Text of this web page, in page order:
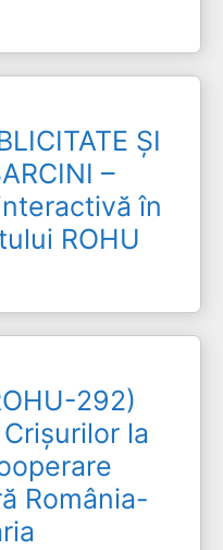
ȘI
–
în
ROHU
292)
la
România-